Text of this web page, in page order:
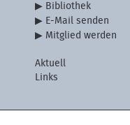
Bibliothek
E-Mail senden
Mitglied werden
Aktuell
Links